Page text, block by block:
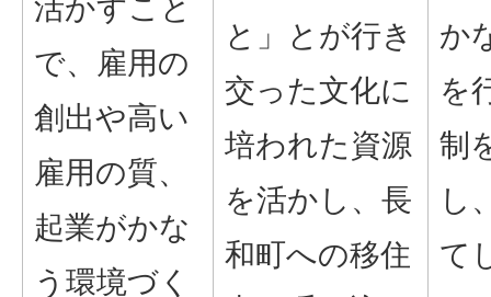
活かすこと
で、雇用の
創出や高い
雇用の質、
起業がかな
う環境づく
と」とが行き
交った文化に
培われた資源
を活かし、長
和町への移住
か
を
制
し
て